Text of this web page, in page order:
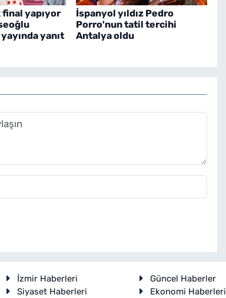
yapıyor
yanıt
İspanyol yıldız Pedro
Porro'nun tatil tercihi
Antalya oldu
İzmir Haberleri
Güncel Haberler
Siyaset Haberleri
Ekonomi Haberleri